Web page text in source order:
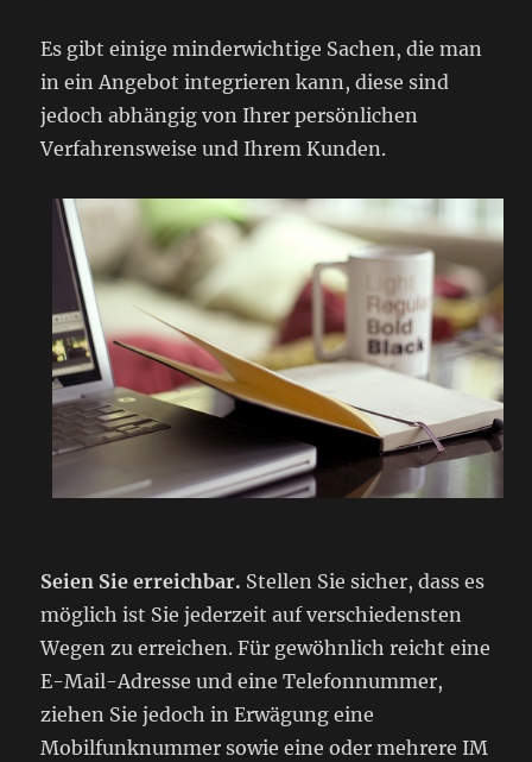
Es gibt einige minderwichtige Sachen, die man
in ein Angebot integrieren kann, diese sind
jedoch abhängig von Ihrer persönlichen
Verfahrensweise und Ihrem Kunden.
Seien Sie erreichbar. Stellen Sie sicher, dass es
möglich ist Sie jederzeit auf verschiedensten
Wegen zu erreichen. Für gewöhnlich reicht eine
E-Mail-Adresse und eine Telefonnummer,
ziehen Sie jedoch in Erwägung eine
Mobilfunknummer sowie eine oder mehrere IM